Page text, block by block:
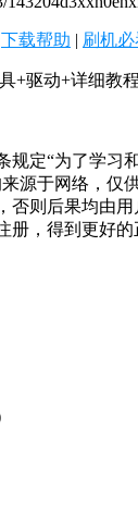
下载帮助 | 刷机
+驱动+详细教
定“为了学习
源于网络，
否则后果均由
，得到更好的